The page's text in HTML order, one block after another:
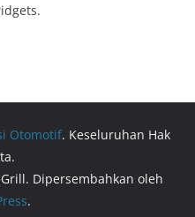
Otomotif. Keseluruhan Hak
Dipersembahkan oleh
.